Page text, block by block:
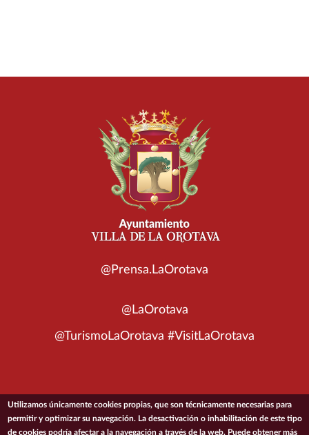
@Prensa.LaOrotava
@LaOrotava
@TurismoLaOrotava #VisitLaOrotava
© 2026 Ayuntamiento de la Villa de La Orotava
Utilizamos únicamente cookies propias, que son técnicamente necesarias para
permitir y optimizar su navegación. La desactivación o inhabilitación de este tipo
de cookies podría afectar a la navegación a través de la web. Puede obtener más